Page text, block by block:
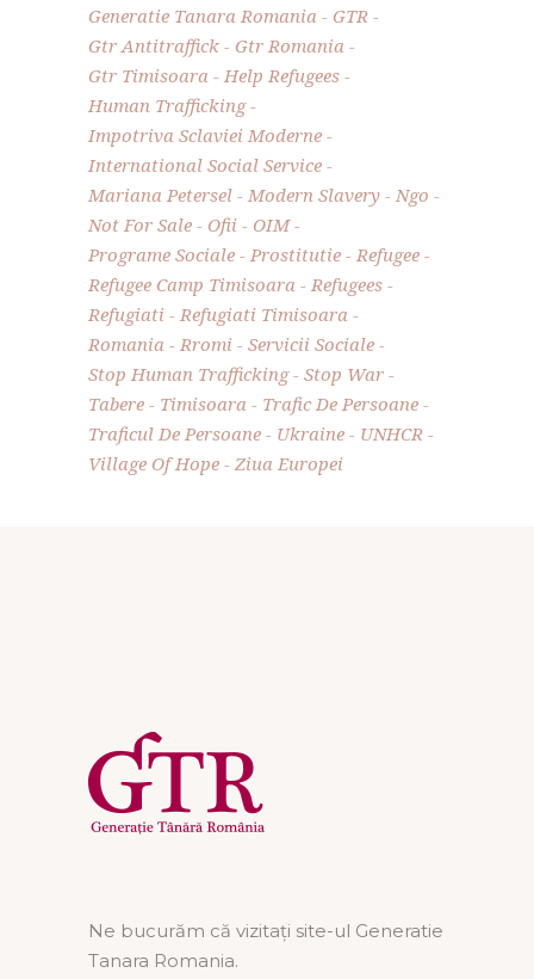
Generatie Tanara Romania
GTR
Gtr Antitraffick
Gtr Romania
Gtr Timisoara
Help Refugees
Human Trafficking
Impotriva Sclaviei Moderne
International Social Service
Mariana Petersel
Modern Slavery
Ngo
Not For Sale
Ofii
OIM
Programe Sociale
Prostitutie
Refugee
Refugee Camp Timisoara
Refugees
Refugiati
Refugiati Timisoara
Romania
Rromi
Servicii Sociale
Stop Human Trafficking
Stop War
Tabere
Timisoara
Trafic De Persoane
Traficul De Persoane
Ukraine
UNHCR
Village Of Hope
Ziua Europei
Ne bucurăm că vizitați site-ul Generatie
Tanara Romania.